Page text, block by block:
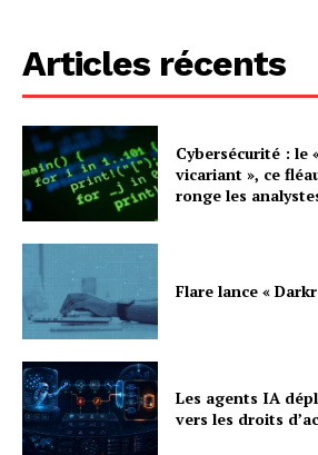
Articles récents
Cybersécurité : le
vicariant », ce
ronge les
Flare lance «
Les agents IA
vers les droits